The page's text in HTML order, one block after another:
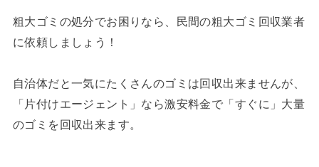
粗大ゴミの処分でお困りなら、民間の粗大ゴミ回収業者
に依頼しましょう！
自治体だと一気にたくさんのゴミは回収出来ませんが、
「片付けエージェント」なら激安料金で「すぐに」大量
のゴミを回収出来ます。